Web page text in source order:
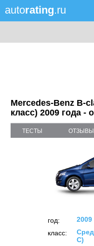
autorating.ru
Mercedes-Benz B-
класс) 2009 года -
ТЕСТЫ ОТЗЫВЫ
год:
2009
класс:
C)